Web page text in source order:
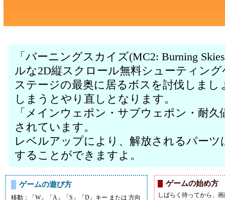
「バーニングスカイズ(MC2: Burning
ルな2D縦スクロール無料シューティン
ステージの最奥に居るボスを討伐しま
しまうとやり直しとなります。
「メインウェポン・サブウェポン・耐
されています。
レベルアップにより、解放されるパーツ
することができますよ。
ゲームの遊び方
移動：「W」「A」「S」「D」キー または 方向
ゲームの始め方
しばらく待ってから、